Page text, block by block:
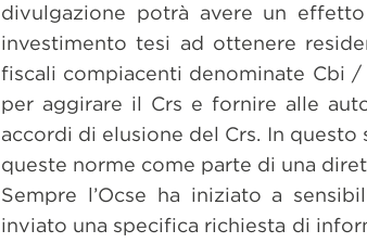
divulgazione potrà avere un
investimento tesi ad ottenere
fiscali compiacenti denominate Cbi /
per aggirare il Crs e fornire alle
accordi di elusione del Crs. In questo
queste norme come parte di una
Sempre l’Ocse ha iniziato a
inviato una specifica richiesta di